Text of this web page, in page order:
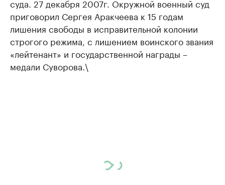
суда. 27 декабря 2007г. Окружной военный суд
приговорил Сергея Аракчеева к 15 годам
лишения свободы в исправительной колонии
строгого режима, с лишением воинского звания
«лейтенант» и государственной награды –
медали Суворова.\